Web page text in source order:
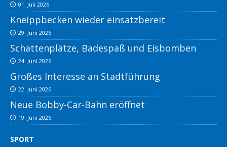
01. Juli 2026
Kneippbecken wieder einsatzbereit
29. Juni 2026
Schattenplätze, Badespaß und Eisbomben
24. Juni 2026
Großes Interesse an Stadtführung
22. Juni 2026
Neue Bobby-Car-Bahn eröffnet
19. Juni 2026
SPORT